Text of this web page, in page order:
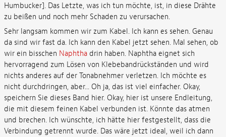
Humbucker]. Das Letzte, was ich tun möchte, ist, in diese Drähte
zu beißen und noch mehr Schaden zu verursachen.
Sehr langsam kommen wir zum Kabel. Ich kann es sehen. Genau
da sind wir fast da. Ich kann den Kabel jetzt sehen. Mal sehen, ob
wir ein bisschen Naphthadrin haben. Naphtha eignet sich
hervorragend zum Lösen von Klebebandrückständen und wird
nichts anderes auf der Tonabnehmer verletzen. Ich möchte es
nicht durchdringen, aber... Oh ja, das ist viel einfacher. Okay,
speichern Sie dieses Band hier. Okay, hier ist unsere Endleitung,
die mit diesem feinen Kabel verbunden ist. Könnte das atmen
und brechen. Ich wünschte, ich hätte hier festgestellt, dass die
Verbindung getrennt wurde. Das wäre jetzt ideal, weil ich dann